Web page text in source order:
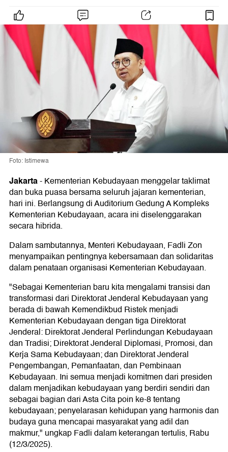
Foto: Istimewa
Jakarta-Kementerian Kebudayaan menggelar taklimat
dan buka puasa bersama seluruh jajaran kementerian,
hari ini. Berlangsung di Auditorium Gedung A Kompleks
Kementerian Kebudayaan, acara ini diselenggarakan
secara hibrida.
Dalam sambutannya, Menteri Kebudayaan, Fadli Zon
menyampaikan pentingnya kebersamaan dan solidaritas
dalam penataan organisasi Kementerian Kebudayaan.
"Sebagai Kementerian baru kita mengalami transisi dan
transformasi dari Direktorat Jenderal Kebudayaan yang
berada di bawah Kemendikbud Ristek menjadi
Kementerian Kebudayaan dengan tiga Direktorat
Jenderal: Direktorat Jenderal Perlindungan Kebudayaan
dan Tradisi; Direktorat Jenderal Diplomasi, Promosi, dan
Kerja Sama Kebudayaan; dan Direktorat Jenderal
Pengembangan, Pemanfaatan, dan Pembinaan
Kebudayaan. Ini semua menjadi komitmen dari presiden
dalam menjadikan kebudayaan yang berdiri sendiri dan
sebagai bagian dari Asta Cita poin ke-8 tentang
kebudayaan; penyelarasan kehidupan yang harmonis dan
budaya guna mencapai masyarakat yang adil dan
makmur," ungkap Fadli dalam keterangan tertulis, Rabu
(12/3/2025).